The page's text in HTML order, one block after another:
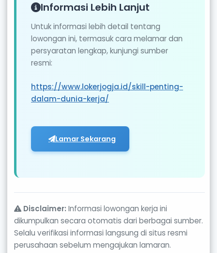
Informasi Lebih Lanjut
Untuk informasi lebih detail tentang
lowongan ini, termasuk cara melamar dan
persyaratan lengkap, kunjungi sumber
resmi:
https://www.lokerjogja.id/skill-penting-
dalam-dunia-kerja/
Lamar Sekarang
Disclaimer: Informasi lowongan kerja ini
dikumpulkan secara otomatis dari berbagai sumber.
Selalu verifikasi informasi langsung di situs resmi
perusahaan sebelum mengajukan lamaran.